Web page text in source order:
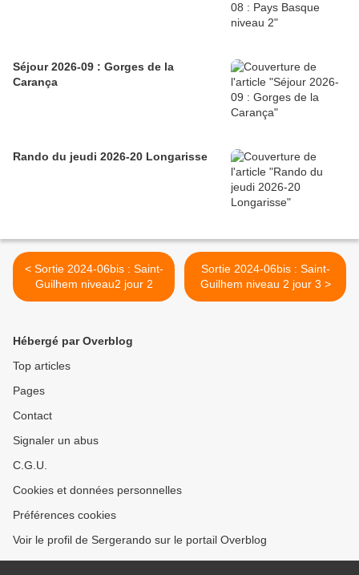
Séjour 2026-09 : Gorges de la
Carança
Rando du jeudi 2026-20 Longarisse
< Sortie 2024-06bis : Saint-
Guilhem niveau2 jour 2
Sortie 2024-06bis : Saint-
Guilhem niveau 2 jour 3 >
Hébergé par Overblog
Top articles
Pages
Contact
Signaler un abus
C.G.U.
Cookies et données personnelles
Préférences cookies
Voir le profil de Sergerando sur le portail Overblog